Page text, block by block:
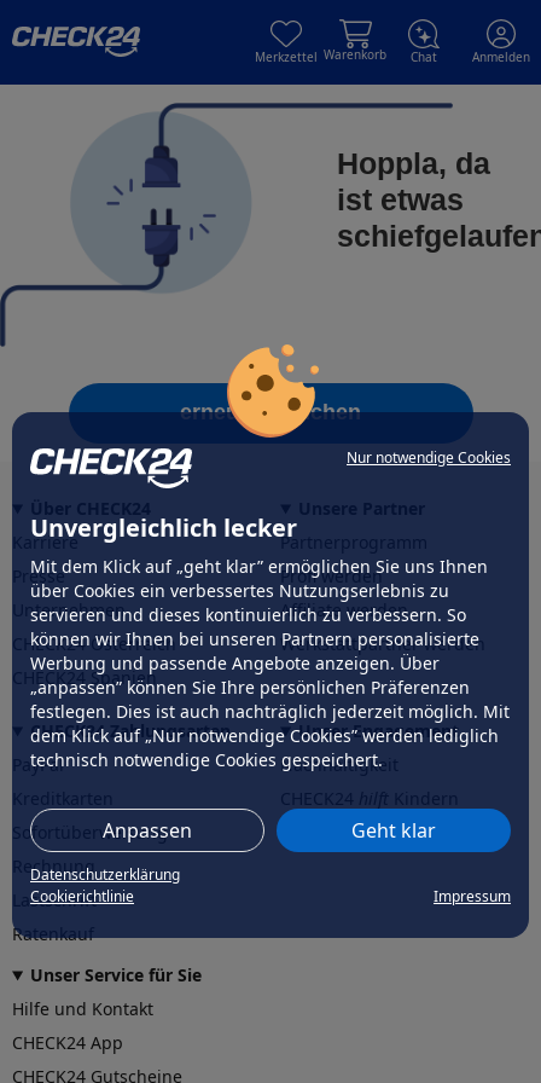
Nur notwendige Cookies
Unvergleichlich lecker
Mit dem Klick auf „geht klar” ermöglichen Sie uns Ihnen
über Cookies ein verbessertes Nutzungserlebnis zu
servieren und dieses kontinuierlich zu verbessern. So
können wir Ihnen bei unseren Partnern personalisierte
Werbung und passende Angebote anzeigen. Über
„anpassen” können Sie Ihre persönlichen Präferenzen
festlegen. Dies ist auch nachträglich jederzeit möglich. Mit
dem Klick auf „Nur notwendige Cookies” werden lediglich
technisch notwendige Cookies gespeichert.
Anpassen Geht klar
Datenschutzerklärung
Cookierichtlinie
Impressum
Merkzettel Warenkorb Chat Anmelden
Hoppla, da
ist etwas
erneut versuchen
Karriere
Presse
Unternehmen
CHECK24 Österreich
CHECK24 Spanien
Partnerprogramm
Profi werden
Affiliate werden
Werkstattpartner werden
CHECK24 Zahlungsarten
PayPal
Sofortüberweisung
Rechnung
Lastschrift
Ratenkauf
Unser Engagement
Nachhaltigkeit
CHECK24hilftder Natur
Unser Service für Sie
Hilfe und Kontakt
CHECK24 App
CHECK24 Gutscheine